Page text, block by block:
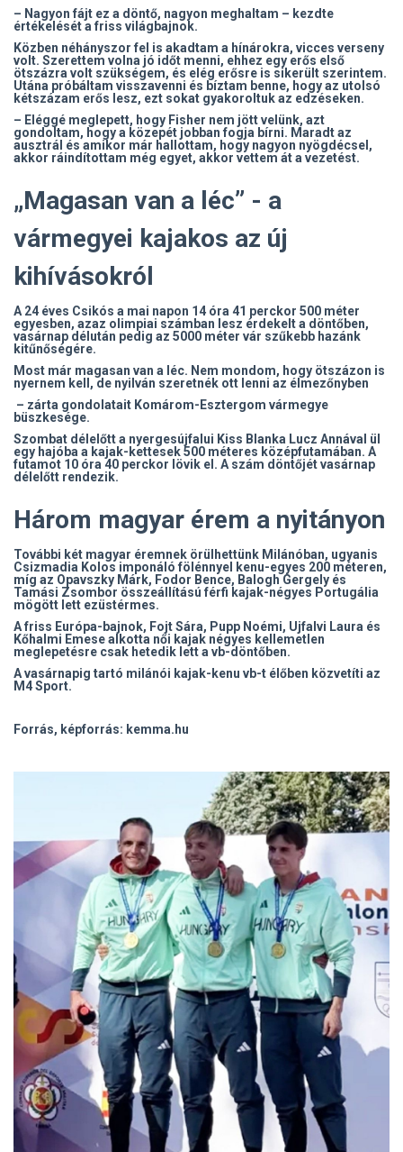
– Nagyon fájt ez a döntő, nagyon meghaltam – kezdte
értékelését a friss világbajnok.
Közben néhányszor fel is akadtam a hínárokra, vicces verseny
volt. Szerettem volna jó időt menni, ehhez egy erős első
ötszázra volt szükségem, és elég erősre is sikerült szerintem.
Utána próbáltam visszavenni és bíztam benne, hogy az utolsó
kétszázam erős lesz, ezt sokat gyakoroltuk az edzéseken.
– Eléggé meglepett, hogy Fisher nem jött velünk, azt
gondoltam, hogy a közepét jobban fogja bírni. Maradt az
ausztrál és amikor már hallottam, hogy nagyon nyögdécsel,
akkor ráindítottam még egyet, akkor vettem át a vezetést.
„Magasan van a léc” - a
vármegyei kajakos az új
kihívásokról
A 24 éves Csikós a mai napon 14 óra 41 perckor 500 méter
egyesben, azaz olimpiai számban lesz érdekelt a döntőben,
vasárnap délután pedig az 5000 méter vár szűkebb hazánk
kitűnőségére.
Most már magasan van a léc. Nem mondom, hogy ötszázon is
nyernem kell, de nyilván szeretnék ott lenni az élmezőnyben
– zárta gondolatait Komárom-Esztergom vármegye
büszkesége.
Szombat délelőtt a nyergesújfalui Kiss Blanka Lucz Annával ül
egy hajóba a kajak-kettesek 500 méteres középfutamában. A
futamot 10 óra 40 perckor lövik el. A szám döntőjét vasárnap
délelőtt rendezik.
Három magyar érem a nyitányon
További két magyar éremnek örülhettünk Milánóban, ugyanis
Csizmadia Kolos imponáló fölénnyel kenu-egyes 200 méteren,
míg az Opavszky Márk, Fodor Bence, Balogh Gergely és
Tamási Zsombor összeállítású férfi kajak-négyes Portugália
mögött lett ezüstérmes.
A friss Európa-bajnok, Fojt Sára, Pupp Noémi, Ujfalvi Laura és
Kőhalmi Emese alkotta női kajak négyes kellemetlen
meglepetésre csak hetedik lett a vb-döntőben.
A vasárnapig tartó milánói kajak-kenu vb-t élőben közvetíti az
M4 Sport.
Forrás, képforrás: kemma.hu